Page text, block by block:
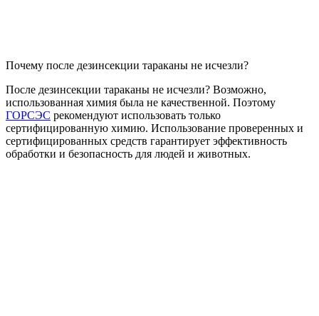
Почему после дезинсекции тараканы не исчезли?
После дезинсекции тараканы не исчезли? Возможно,
использованная химия была не качественной. Поэтому
ГОРСЭС рекомендуют использовать только
сертифицированную химию. Использование проверенных и
сертифицированных средств гарантирует эффективность
обработки и безопасность для людей и животных.